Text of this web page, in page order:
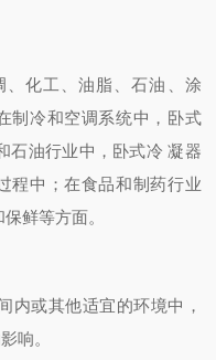
化工、油脂、石油、涂
制冷和空调系统中，卧式
石油行业中，卧式冷 凝器
程中；在食品和制药行业
鲜等方面。
内或其他适宜的环境中，
响。